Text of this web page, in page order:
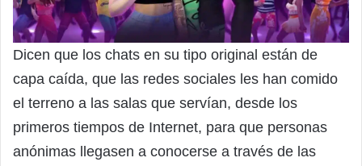
Dicen que los chats en su tipo original están de
capa caída, que las redes sociales les han comido
el terreno a las salas que servían, desde los
primeros tiempos de Internet, para que personas
anónimas llegasen a conocerse a través de las